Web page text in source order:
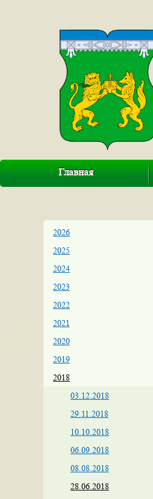
Главная
2026
2025
2024
2023
2022
2021
2020
2019
2018
03.12.2018
29.11.2018
10.10.2018
06.09.2018
08.08.2018
28.06.2018